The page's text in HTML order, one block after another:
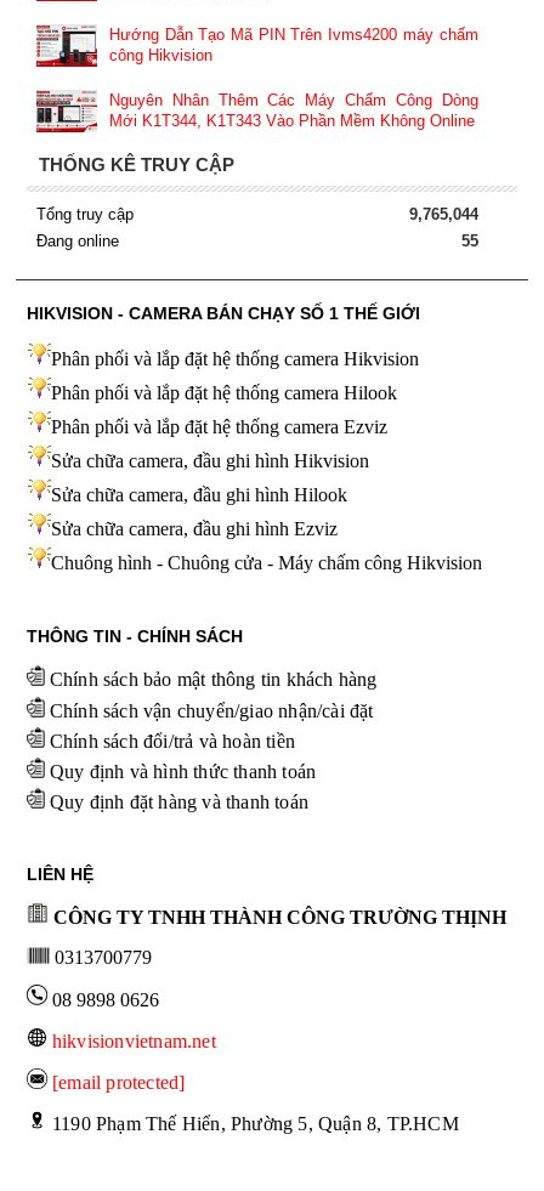
Hướng Dẫn Tạo Mã PIN Trên Ivms4200 máy chấm
công Hikvision
Nguyên Nhân Thêm Các Máy Chấm Công Dòng
Mới K1T344, K1T343 Vào Phần Mềm Không Online
THỐNG KÊ TRUY CẬP
Tổng truy cập
9,765,044
Đang online
55
HIKVISION - CAMERA BÁN CHẠY SỐ 1 THẾ GIỚI
Phân phối và lắp đặt hệ thống camera Hikvision
Phân phối và lắp đặt hệ thống camera Hilook
Phân phối và lắp đặt hệ thống camera Ezviz
Sửa chữa camera, đầu ghi hình Hikvision
Sửa chữa camera, đầu ghi hình Hilook
Sửa chữa camera, đầu ghi hình Ezviz
Chuông hình - Chuông cửa - Máy chấm công Hikvision
THÔNG TIN - CHÍNH SÁCH
Chính sách bảo mật thông tin khách hàng
Chính sách vận chuyển/giao nhận/cài đặt
Chính sách đổi/trả và hoàn tiền
Quy định và hình thức thanh toán
Quy định đặt hàng và thanh toán
LIÊN HỆ
CÔNG TY TNHH THÀNH CÔNG TRƯỜNG THỊNH
0313700779
08 9898 0626
hikvisionvietnam.net
[email protected]
1190 Phạm Thế Hiển, Phường 5, Quận 8, TP.HCM